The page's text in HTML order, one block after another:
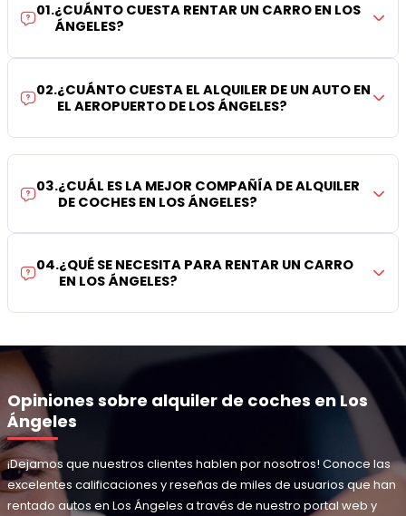
01.¿CUÁNTO CUESTA RENTAR UN CARRO EN LOS
ÁNGELES?
02.¿CUÁNTO CUESTA EL ALQUILER DE UN AUTO EN
EL AEROPUERTO DE LOS ÁNGELES?
03.¿CUÁL ES LA MEJOR COMPAÑÍA DE ALQUILER
DE COCHES EN LOS ÁNGELES?
04.¿QUÉ SE NECESITA PARA RENTAR UN CARRO
EN LOS ÁNGELES?
Opiniones sobre alquiler de coches en Los
Ángeles
¡Dejamos que nuestros clientes hablen por nosotros! Conoce las
excelentes calificaciones y reseñas de miles de usuarios que han
rentado autos en Los Ángeles a través de nuestro portal web y